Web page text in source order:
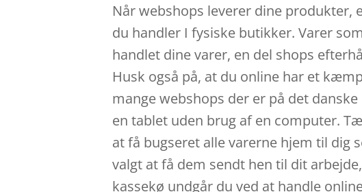
Når webshops leverer dine produkter,
du handler I fysiske butikker. Varer
handlet dine varer, en del shops
Husk også på, at du online har et
mange webshops der er på det
en tablet uden brug af en computer.
at få bugseret alle varerne hjem til dig
valgt at få dem sendt hen til dit
kassekø undgår du ved at handle